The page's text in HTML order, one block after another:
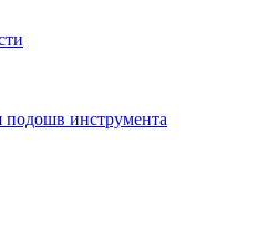
подошв инструмента